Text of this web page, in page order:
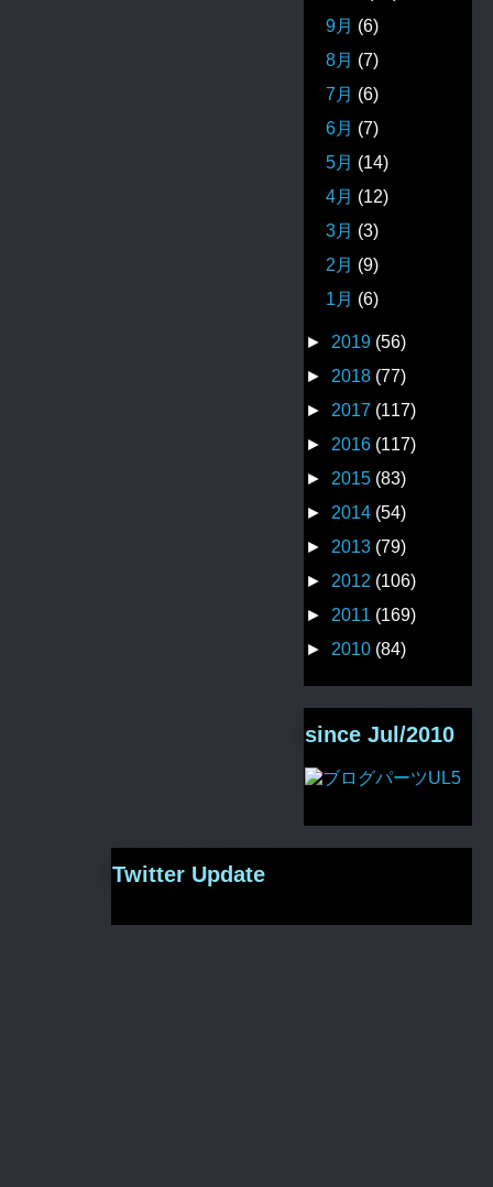
9月 (6)
8月 (7)
7月 (6)
6月 (7)
5月 (14)
4月 (12)
3月 (3)
2月 (9)
1月 (6)
► 2019 (56)
► 2018 (77)
► 2017 (117)
► 2016 (117)
► 2015 (83)
► 2014 (54)
► 2013 (79)
► 2012 (106)
► 2011 (169)
► 2010 (84)
since Jul/2010
Twitter Update